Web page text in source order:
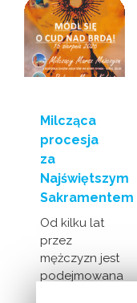
Milcząca
procesja
za
Najświętszym
Sakramentem
Od kilku lat
przez
mężczyzn jest
podejmowana